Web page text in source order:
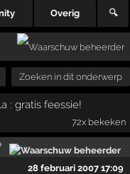
Overig 🔍
Zoeken in dit onderwerp
: gratis feessie!
72x bekeken
28 februari 2007 17:09